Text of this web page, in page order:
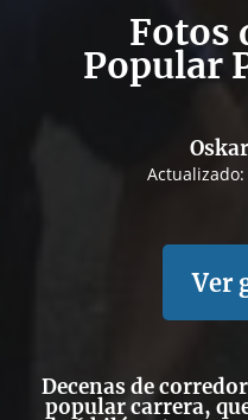
Fotos
Popular
Actualizado:
Ver
Decenas de
popular carrera,